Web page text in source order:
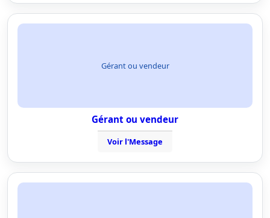
Gérant ou vendeur
Gérant ou vendeur
Voir l'Message